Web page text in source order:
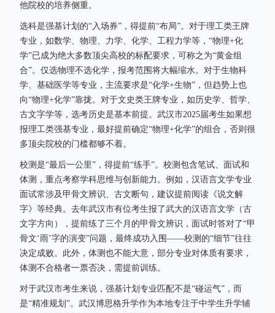
他院校的培养侧重。
选科是强基计划的“入场券”，得提前“布局”。对于理工类王牌
专业，如数学、物理、力学、化学、工程力学等，“物理+化
学”已成为绝大多数顶尖高校的标配要求，可称之为“黄金组
合”。仅选物理不选化学，报考范围将大幅缩水。对于生物科
学、基础医学等专业，主流要求是“化学+生物”，但趋势上也
向“物理+化学”靠拢。对于文史类王牌专业，如历史学、哲学、
古文字学等，选考历史是基本前提。武汉市2025届考生如果想
报理工类强基专业，最好提前确定“物理+化学”的组合，否则很
多顶尖院校的门槛都够不着。
校测是“最后一公里”，得提前“练手”。校测包含笔试、面试和
体测，重点考察学科思维与创新能力。例如，汉语言文学专业
面试常涉及甲骨文辨识、古文断句，建议提前阅读《说文解
字》等经典。去年武汉市有位考生报了武大的汉语言文学（古
文字方向），提前练了三个月的甲骨文辨识，面试时答对了“甲
骨文‘雨’字的演变”问题，最终成功入围——校测的“细节”往往
决定成败。此外，体测也不能大意，部分专业对体质有要求，
体测不合格者一票否决，需提前训练。
对于武汉市考生来说，强基计划专业匹配不是“碰运气”，而
是“精准规划”。武汉博思格升学作为本地专注于中学生升学辅